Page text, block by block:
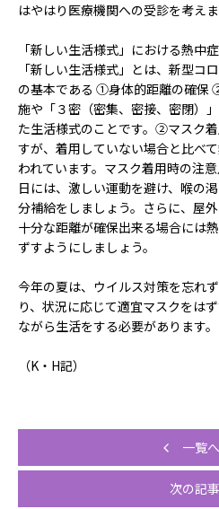
はやはり医療機関への受診を考えま
「新しい生活様式」における熱中
「新しい生活様式」とは、新型コ
の基本である ①身体的距離の確
施や「３密（密集、密接、密閉）
た生活様式のことです。②マスク
すが、着用していない場合と比べ
われています。マスク着用時の注
日には、激しい運動を避け、喉の
分補給をしましょう。さらに、屋
十分な距離が確保出来る場合には
ずすようにしましょう。
今年の夏は、ウイルス対策を忘れ
り、状況に応じて適宜マスクをは
ながら生活をする必要があります。
（K・H記）
一覧
次の記事